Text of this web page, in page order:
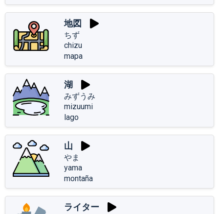
地図
ちず
chizu
mapa
湖
みずうみ
mizuumi
lago
山
やま
yama
montaña
ライター